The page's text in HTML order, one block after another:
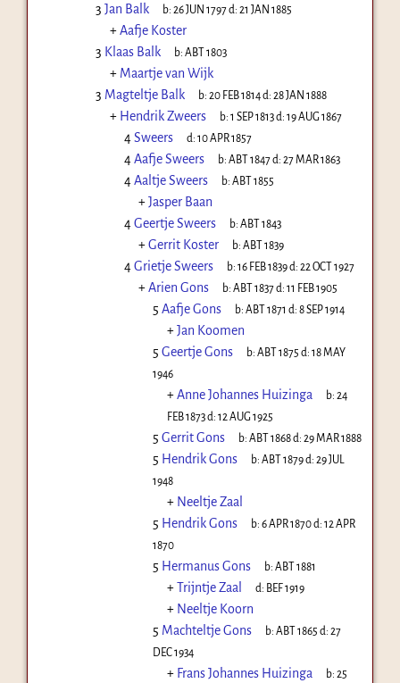
3 Jan Balk b:26 JUN 1797d:21 JAN 1885
+Aafje Koster
3 Klaas Balk b:ABT 1803
+ Maartje van Wijk
3 Magteltje Balk b:20 FEB 1814d:28 JAN 1888
+ Hendrik Zweers b:1 SEP 1813d:19 AUG 1867
4Sweers d:10 APR 1857
4Aafje Sweers b:ABT 1847d:27 MAR 1863
4Aaltje Sweers b:ABT 1855
+Jasper Baan
4Geertje Sweers b:ABT 1843
+Gerrit Koster b:ABT 1839
4Grietje Sweers b:16 FEB 1839d:22 OCT 1927
+Arien Gons b:ABT 1837d:11 FEB 1905
5 Aafje Gons b:ABT 1871 d:8 SEP 1914
+Jan Koomen
5 Geertje Gons b:ABT 1875 d:18 MAY
1946
+Anne Johannes Huizinga b:24
FEB 1873d: 12 AUG 1925
5 Gerrit Gons b:ABT 1868d:29 MAR 1888
5 Hendrik Gons b:ABT 1879d:29 JUL
1948
+ Neeltje Zaal
5 Hendrik Gons b:6 APR 1870d:12 APR
1870
5 Hermanus Gons b:ABT 1881
+Trijntje Zaal d: BEF 1919
+ Neeltje Koorn
5 Machteltje Gons b:ABT 1865 d:27
DEC 1934
+ Frans Johannes Huizinga b:25